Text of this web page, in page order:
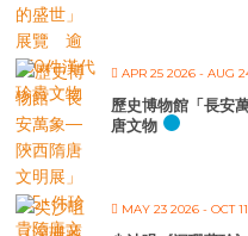
APR 25 2026 - AUG
歷史博物館「長安
唐文物
MAY 23 2026 - OCT